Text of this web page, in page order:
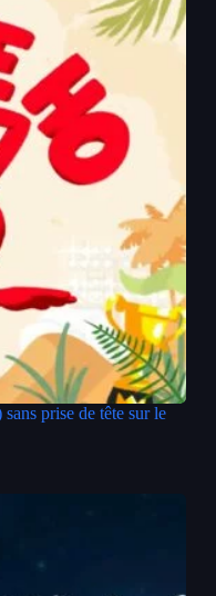
prise de tête sur le